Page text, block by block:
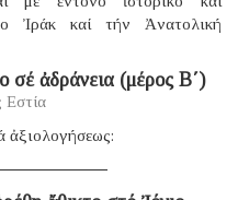
Ἰράκ καί τήν Ἀνατολική
σέ ἀδράνεια (μέρος B΄)
Εστία
ἀξιολογήσεως: